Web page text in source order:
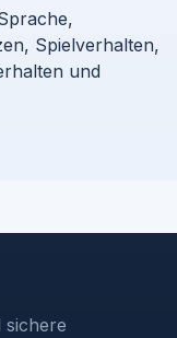
Spielverhalten,
und